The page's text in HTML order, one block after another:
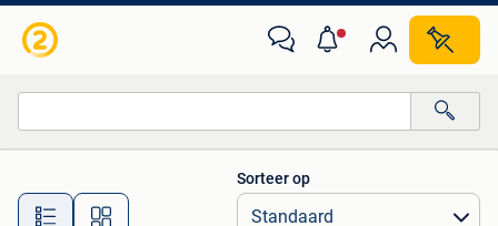
Alle afstanden…
Sorteer op